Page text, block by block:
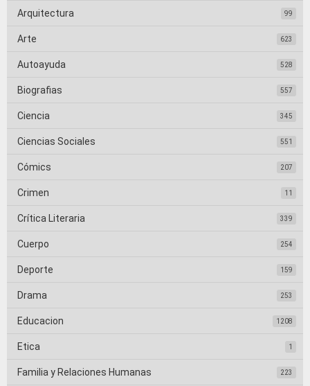
Arquitectura 99
Arte 623
Autoayuda 528
Biografias 557
Ciencia 345
Ciencias Sociales 551
Cómics 207
Crimen 11
Crítica Literaria 339
Cuerpo 254
Deporte 159
Drama 253
Educacion 1208
Etica 1
Familia y Relaciones Humanas 223